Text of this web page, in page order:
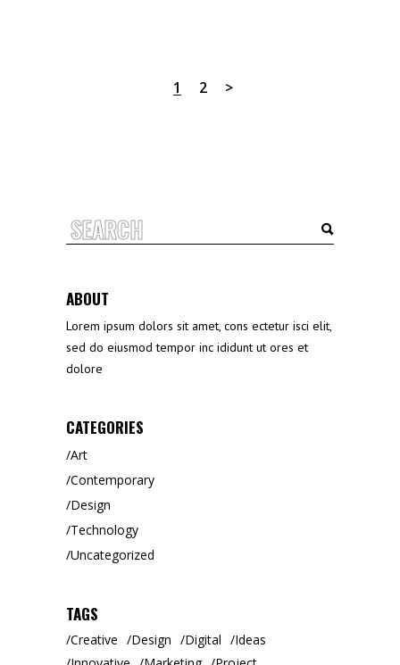
1 2
Search
for:
ABOUT
Lorem ipsum dolors sit amet, cons ectetur isci elit,
sed do eiusmod tempor inc ididunt ut ores et
dolore
CATEGORIES
Art
Contemporary
Design
Technology
Uncategorized
TAGS
Creative Design Digital
Ideas